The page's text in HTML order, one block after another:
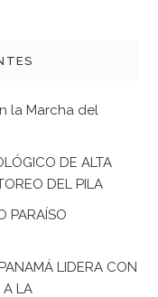
la Marcha del
DE ALTA
DEL PILA
PARAÍSO
LIDERA CON
A LA